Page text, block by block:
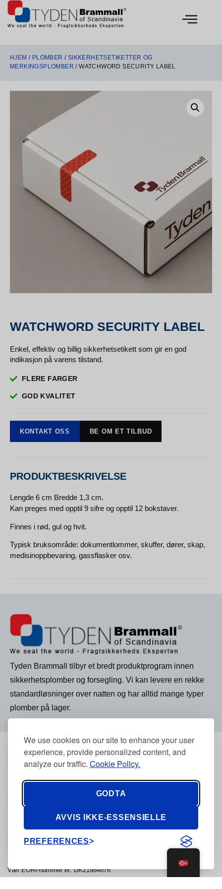
We use cookies on our site to enhance your user
experience, provide personalized content, and
analyze our traffic. Cookie Policy.
GODTA
AVVIS IKKE-ESSENSIELLE
PREFERENCES
HJEM / PLOMBER / SIKKERHETSETIKETTER OG
MERKINGSPLOMBER / WATCHWORD SECURITY LABEL
WATCHWORD SECURITY LABEL
Enkel, effektiv og billig sikkerhetsetikett som gir en god
indikasjon på varens tilstand.
FLERE FARGER
GOD KVALITET
KONTAKT OSS BE OM ET TILBUD
PRODUKTBESKRIVELSE
Lengde 6 cm Bredde 1,3 cm.
Kan preges med opptil 9 sifre og opptil 12 bokstaver.
Finnes i rød, gul og hvit.
Typisk bruksområde: dokumentlommer, skuffer, dører, skap,
medisinoppbevaring, gassflasker osv.
Tyden Brammall tilbyr et bredt produktprogram innen
sikkerhetsplomber og forsegling. Vi kan levere en rekke
standardløsninger over natten og har alltid mange typer
plomber på lager.
Telefonnummer
(+45) 3968 2634
kontakt@tyden.dk
Stolpegårdsvej 7, 2820 Gentofte, Danmark
Vårt EORI-nummer er: DK21984876